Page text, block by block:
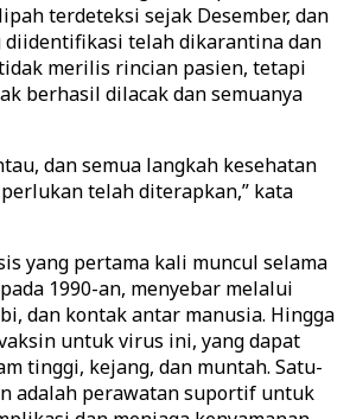
terdeteksi sejak Desember, dan
diidentifikasi telah dikarantina dan
merilis rincian pasien, tetapi
berhasil dilacak dan semuanya
dan semua langkah kesehatan
telah diterapkan,” kata
yang pertama kali muncul selama
1990-an, menyebar melalui
dan kontak antar manusia. Hingga
untuk virus ini, yang dapat
tinggi, kejang, dan muntah. Satu-
adalah perawatan suportif untuk